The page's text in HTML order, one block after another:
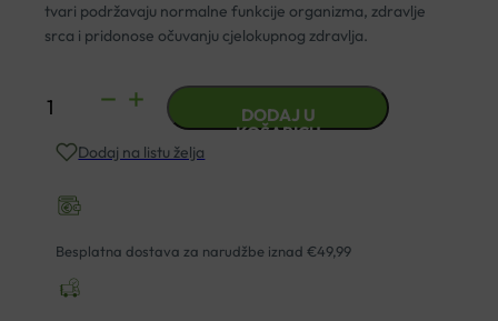
tvari podržavaju normalne funkcije organizma, zdravlje
srca i pridonose očuvanju cjelokupnog zdravlja.
MOLLERS
OMEGA
KAPSULE
A30
DODAJ U
KOŠARICU
Dodaj na listu želja
Besplatna dostava za narudžbe iznad €49,99